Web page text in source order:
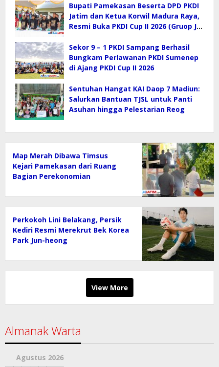
Bupati Pamekasan Beserta DPD PKDI
Jatim dan Ketua Korwil Madura Raya,
Resmi Buka PKDI Cup II 2026 (Gruop J)
Sekor 9 – 1 PKDI Sampang Berhasil
Bungkam Perlawanan PKDI Sumenep
di Ajang PKDI Cup II 2026
Sentuhan Hangat KAI Daop 7 Madiun:
Salurkan Bantuan TJSL untuk Panti
Asuhan hingga Pelestarian Reog
Map Merah Dibawa Timsus
Kejari Pamekasan dari Ruang
Bagian Perekonomian
Perkokoh Lini Belakang, Persik
Kediri Resmi Merekrut Bek Korea
Park Jun-heong
View More
Almanak Warta
Agustus 2026